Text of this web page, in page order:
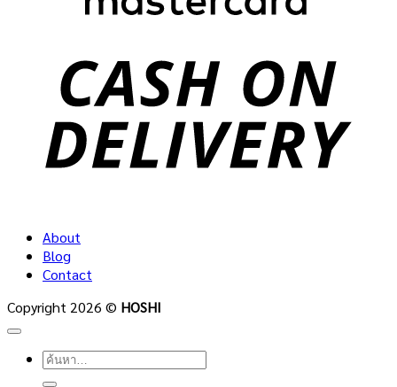
About
Blog
Contact
Copyright 2026 © HOSHI
ค้นหา: